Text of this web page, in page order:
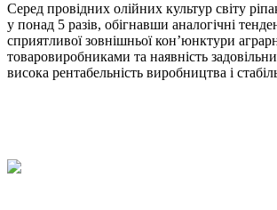
Серед провідних олійних культур світу
у понад 5 разів, обігнавши аналогічні
сприятливої зовнішньої кон’юнктури
товаровиробниками та наявність
висока рентабельність виробництва і